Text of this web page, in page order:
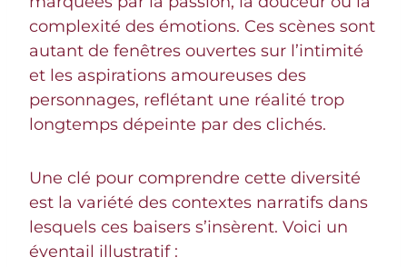
complexité des émotions. Ces scènes sont
autant de fenêtres ouvertes sur l’intimité
et les aspirations amoureuses des
personnages, reflétant une réalité trop
longtemps dépeinte par des clichés.
Une clé pour comprendre cette diversité
est la variété des contextes narratifs dans
lesquels ces baisers s’insèrent. Voici un
éventail illustratif :